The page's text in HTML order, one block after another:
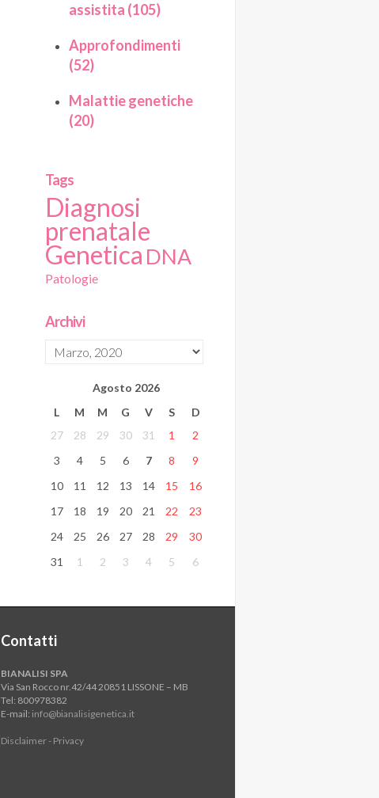
assistita (105)
Approfondimenti
(52)
Malattie genetiche
(20)
Tags
Diagnosi
prenatale
Genetica DNA
Patologie
Archivi
Agosto 2026
L
M M G V S
D
27
28 29 30 31 1
2
3
4 5 6 7 8
9
10
11 12 13 14 15
16
17
18 19 20 21 22
23
24
25 26 27 28 29
30
31
1 2 3 4 5 6
Contatti
BIANALISI SPA
Via San Rocco nr.42/44 20851 LISSONE – MB
Tel: 800978382
E-mail: info@bianalisigenetica.it
Disclaimer - Privacy